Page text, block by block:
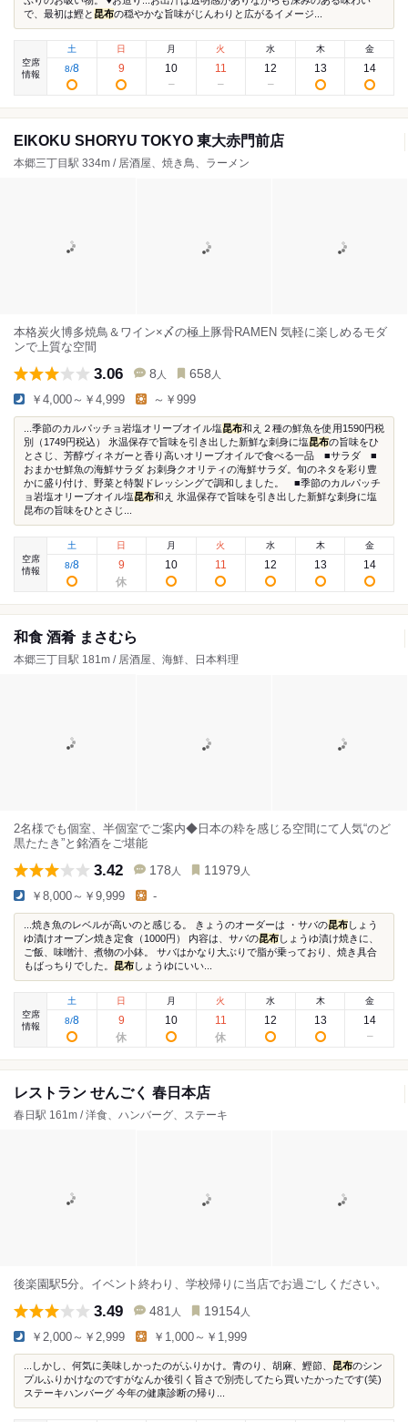
で、最初は鰹と 昆布の穏やかな旨味がじんわりと広がるイメージ...
空席
情報
土
8/8
日
9
月
10
火
11
水
12
木
13
金
14
EIKOKU SHORYU TOKYO 東大赤門前店
本郷三丁目駅 334m / 居酒屋、焼き鳥、ラーメン
本格炭火博多焼鳥＆ワイン×〆の極上豚骨RAMEN 気軽に楽しめるモダ
ンで上質な空間
3.06 8 人 658 人
￥4,000～￥4,999 ～￥999
...季節のカルパッチョ岩塩オリーブオイル塩昆布和え２種の鮮魚を使用1590円税
別（1749円税込） 氷温保存で旨味を引き出した新鮮な刺身に塩昆布の旨味をひ
とさじ、芳醇ヴィネガーと香り高いオリーブオイルで食べる一品 ■サラダ ■
おまかせ鮮魚の海鮮サラダ お刺身クオリティの海鮮サラダ。旬のネタを彩り豊
かに盛り付け、野菜と特製ドレッシングで調和しました。 ■季節のカルパッチ
ョ岩塩オリーブオイル塩昆布和え 氷温保存で旨味を引き出した新鮮な刺身に塩
昆布の旨味をひとさじ...
空席
情報
土
8/8
日
9
月
10
火
11
水
12
木
13
金
14
和食 酒肴 まさむら
本郷三丁目駅 181m / 居酒屋、海鮮、日本料理
2名様でも個室、半個室でご案内◆日本の粋を感じる空間にて人気“のど
黒たたき”と銘酒をご堪能
3.42 178 人 11979 人
￥8,000～￥9,999 -
...焼き魚のレベルが高いのと感じる。 きょうのオーダーは ・サバの昆布しょう
ゆ漬けオーブン焼き定食（1000円） 内容は、サバの昆布しょうゆ漬け焼きに、
ご飯、味噌汁、煮物の小鉢。 サバはかなり大ぶりで脂が乗っており、焼き具合
もばっちりでした。 昆布しょうゆにいい...
空席
情報
土
8/8
日
9
月
10
火
11
水
12
木
13
金
14
レストラン せんごく 春日本店
春日駅 161m / 洋食、ハンバーグ、ステーキ
後楽園駅5分。イベント終わり、学校帰りに当店でお過ごしください。
3.49 481 人 19154 人
￥2,000～￥2,999 ￥1,000～￥1,999
...しかし、何気に美味しかったのがふりかけ。青のり、胡麻、鰹節、 昆布のシン
プルふりかけなのですがなんか後引く旨さで別売してたら買いたかったです(笑)
ステーキハンバーグ 今年の健康診断の帰り...